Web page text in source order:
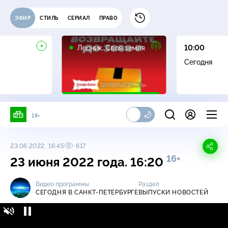
ЭФИР СТИЛЬ СЕРИАЛ ПРАВО
Лесник. Своя земля
16+
10:00
Сегодня
18+
23.06.2022, 16:45 617
23 июня 2022 года. 16:20 16+
Видео программы
СЕГОДНЯ В САНКТ-ПЕТЕРБУРГЕ
Раздел
ВЫПУСКИ НОВОСТЕЙ